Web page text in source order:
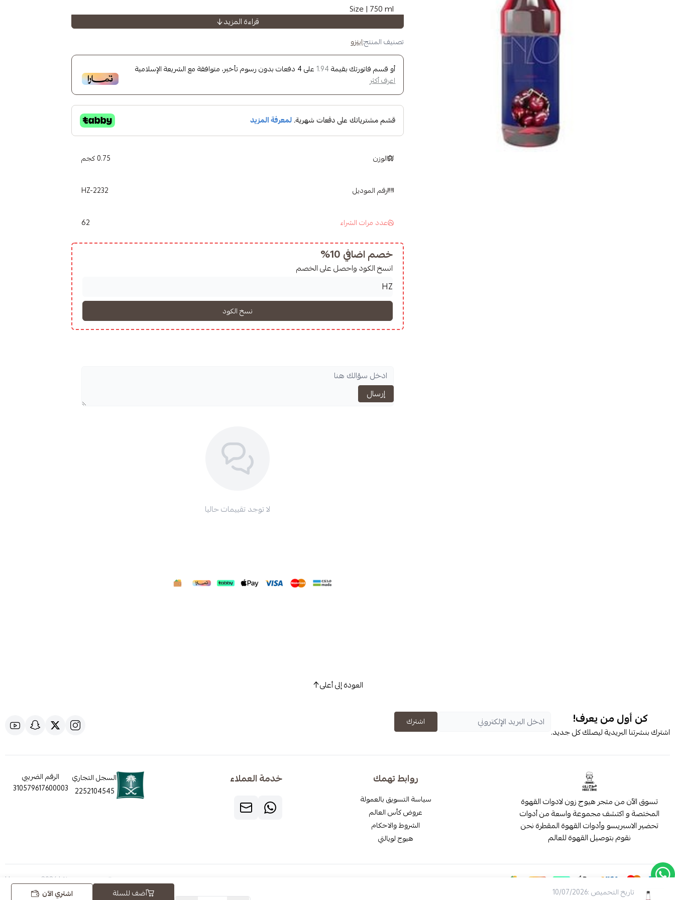
Size | 750 ml
Hugh Zone products
Brand | Enzo
Flavor | Cherries
Check out allEnzo products
Check out allHuge Zone products
قراءة المزيد
تصنيف المنتج:اينزو
أو قسم فاتورتك بقيمة 1.94 على4 دفعات بدون رسوم تأخير، متوافقة مع الشريعة الإسلامية
اعرف أكثر
الوزن 0.75 كجم
رقم الموديل HZ-2232
عدد مرات الشراء 62
خصم اضافي 10%
انسخ الكود واحصل على الخصم
تاريخ التحميص :10/07/2026 أضف للسلة اشتري الآن
إرسال
لا توجد تقييمات حاليا
العودة إلى أعلى
كن أول من يعرف!
اشترك بنشرتنا البريدية ليصلك كل جديد.
اشترك
تسوق الآن من متجر هيوج زون لادوات القهوة
المختصة و اكتشف مجموعة واسعة من أدوات
تحضير الاسبريسو وأدوات القهوة المقطرة نحن
نقوم بتوصيل القهوة للعالم
روابط تهمك
سياسة التسويق بالعمولة
عروض كأس العالم
الشروط والاحكام
هيوج لويالتي
خدمة العملاء
السجل التجاري
2252104545
الرقم الضريبي
310579617600003
الحقوق محفوظة | 2026 Hugezone